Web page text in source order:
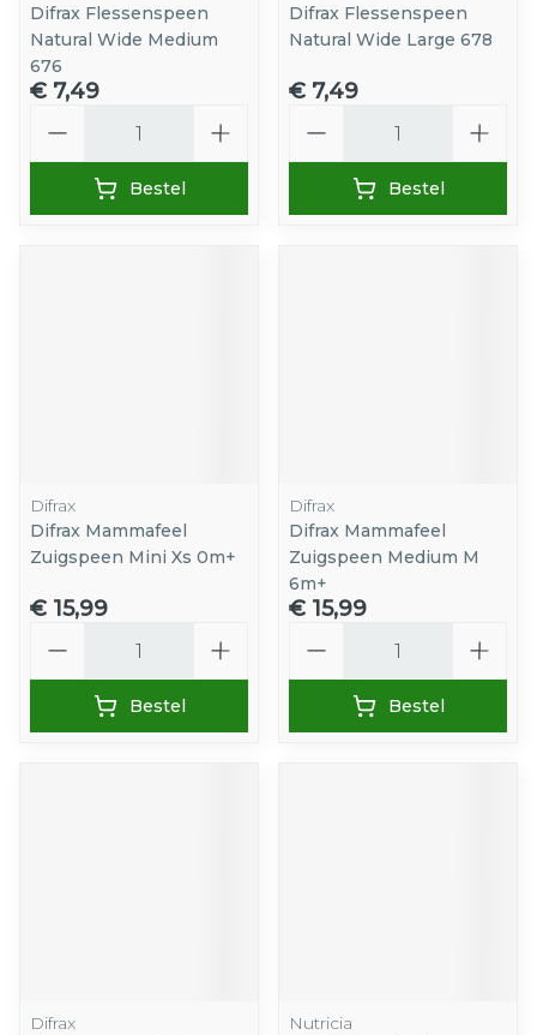
Difrax Flessenspeen
Natural Wide Medium
676
€ 7,49
Bestel
Difrax Flessenspeen
Natural Wide Large 678
€ 7,49
Bestel
Difrax
Difrax Mammafeel
Zuigspeen Mini Xs 0m+
€ 15,99
Bestel
Difrax
Difrax Mammafeel
Zuigspeen Medium M
6m+
€ 15,99
Bestel
Difrax
Nutricia